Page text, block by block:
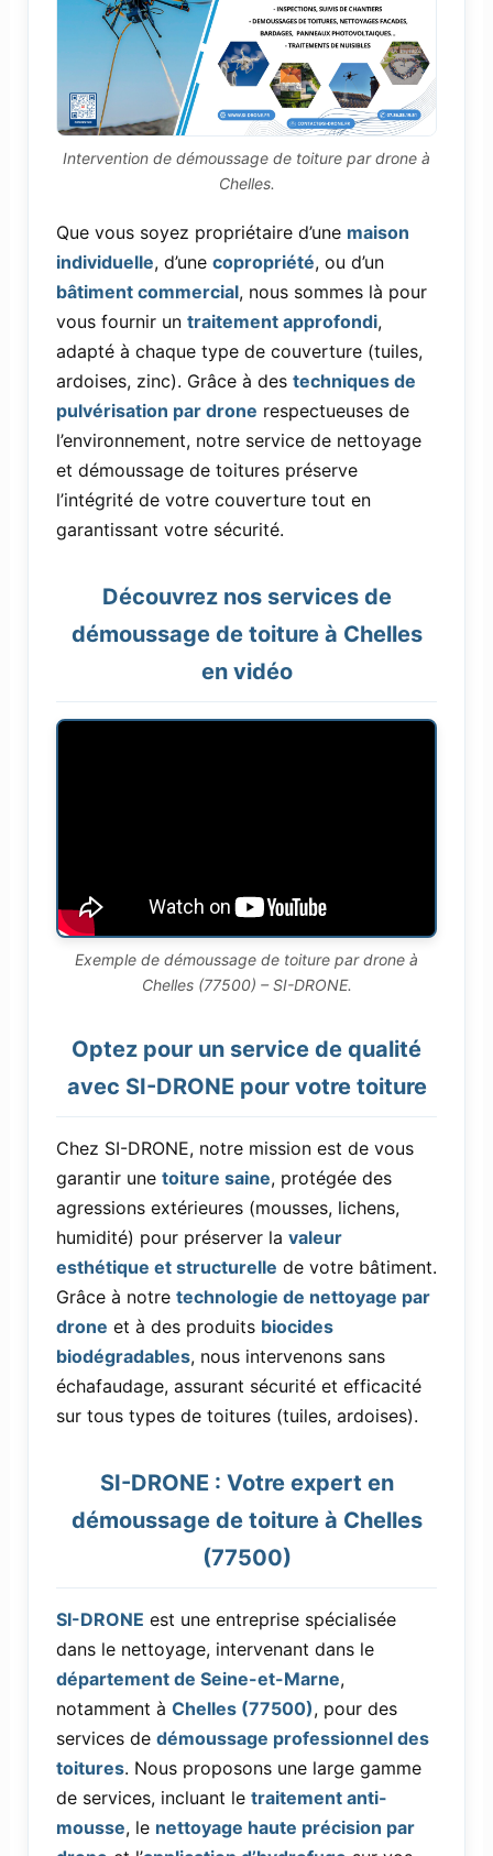
Intervention de démoussage de toiture par drone à
Chelles.
Que vous soyez propriétaire d’une maison
individuelle, d’une copropriété, ou d’un
bâtiment commercial, nous sommes là pour
vous fournir un traitement approfondi,
adapté à chaque type de couverture (tuiles,
ardoises, zinc). Grâce à des techniques de
pulvérisation par drone respectueuses de
l’environnement, notre service de nettoyage
et démoussage de toitures préserve
l’intégrité de votre couverture tout en
garantissant votre sécurité.
Découvrez nos services de
démoussage de toiture à Chelles
en vidéo
Exemple de démoussage de toiture par drone à
Chelles (77500) – SI-DRONE.
Optez pour un service de qualité
avec SI-DRONE pour votre toiture
Chez SI-DRONE, notre mission est de vous
garantir une toiture saine, protégée des
agressions extérieures (mousses, lichens,
humidité) pour préserver la valeur
esthétique et structurelle de votre bâtiment.
Grâce à notre technologie de nettoyage par
drone et à des produits biocides
biodégradables, nous intervenons sans
échafaudage, assurant sécurité et efficacité
sur tous types de toitures (tuiles, ardoises).
SI-DRONE : Votre expert en
démoussage de toiture à Chelles
(77500)
SI-DRONE est une entreprise spécialisée
dans le nettoyage, intervenant dans le
département de Seine-et-Marne,
notamment à Chelles (77500), pour des
services de démoussage professionnel des
toitures. Nous proposons une large gamme
de services, incluant le traitement anti-
mousse, le nettoyage haute précision par